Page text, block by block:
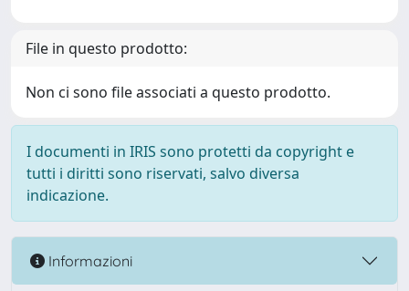
File in questo prodotto:
Non ci sono file associati a questo prodotto.
I documenti in IRIS sono protetti da copyright e
tutti i diritti sono riservati, salvo diversa
indicazione.
Informazioni